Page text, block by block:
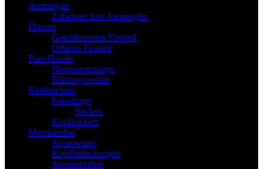
Atemregler
Zubehoer fuer Atemregler
Flossen
Geschlossenes Fussteil
Offenes Fussteil
Fuer Hunde
Neoprenanzuege
Rettungswesten
Kaelteschutz
Fuesslinge
Socken
Kopfhauben
Merchandise
Accessoires
Kopfbedeckungen
Sonnenbrillen